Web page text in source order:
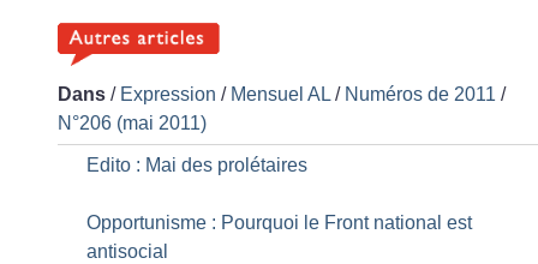
Dans / Expression / Mensuel AL / Numéros de 2011 /
N°206 (mai 2011)
Edito : Mai des prolétaires
Opportunisme : Pourquoi le Front national est
antisocial